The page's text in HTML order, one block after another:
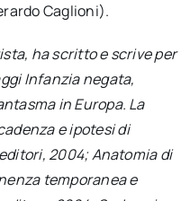
Caglioni).
ha scritto e scrive per
Infanzia negata,
in Europa. La
e ipotesi di
2004; Anatomia di
temporanea e